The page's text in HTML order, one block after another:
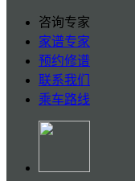
咨询专家
家谱专家
预约修谱
联系我们
乘车路线